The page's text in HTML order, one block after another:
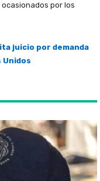
por los
juicio por demanda
Unidos